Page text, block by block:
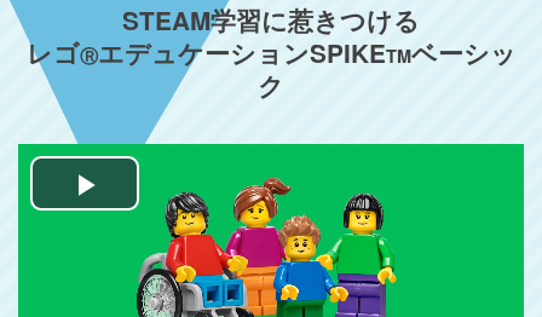
STEAM学習に惹きつける
レゴⓇエデュケーションSPIKETMベーシッ
ク
Play
Video